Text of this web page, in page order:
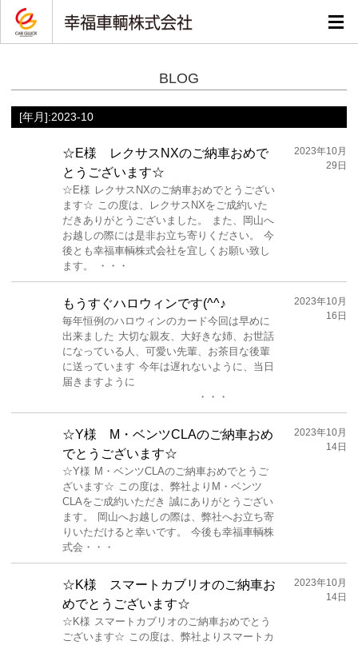
BLOG
[年月]:2023-10
☆E様 レクサスNXのご納車おめで
とうございます☆
☆E様 レクサスNXのご納車おめでとうござい
ます☆ この度は、レクサスNXをご成約いた
だきありがとうございました。 また、岡山へ
お越しの際には是非お立ち寄りください。 今
後とも幸福車輌株式会社を宜しくお願い致し
ます。 ・・・
2023年10月
29日
もうすぐハロウィンです(^^♪
毎年恒例のハロウィンのカード今回は早めに
出来ました 大切な親友、大好きな姉、お世話
になっている人、可愛い先輩、お茶目な後輩
に送っています 今年は遅れないように、当日
届きますように
・・・
2023年10月
16日
☆Y様 M・ベンツCLAのご納車おめ
でとうございます☆
☆Y様 M・ベンツCLAのご納車おめでとうご
ざいます☆ この度は、弊社よりM・ベンツ
CLAをご成約いただき 誠にありがとうござい
ます。 岡山へお越しの際は、弊社へお立ち寄
りいただけると幸いです。 今後も幸福車輌株
式会・・・
2023年10月
14日
☆K様 スマートカブリオのご納車お
めでとうございます☆
☆K様 スマートカブリオのご納車おめでとう
ございます☆ この度は、弊社よりスマートカ
2023年10月
14日